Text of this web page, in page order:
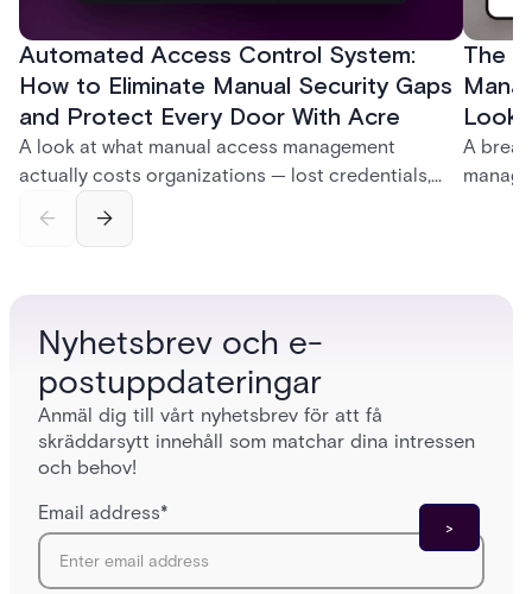
Automated Access Control System:
How to Eliminate Manual Security Gaps
and Protect Every Door With Acre
A look at what manual access management
actually costs organizations — lost credentials,
incomplete audit trails, and wasted security hours
— and how Acre's automated access control
The
Look
A
Nyhetsbrev och e-
postuppdateringar
Anmäl dig till vårt nyhetsbrev för att få
skräddarsytt innehåll som matchar dina intressen
och behov!
Email address*